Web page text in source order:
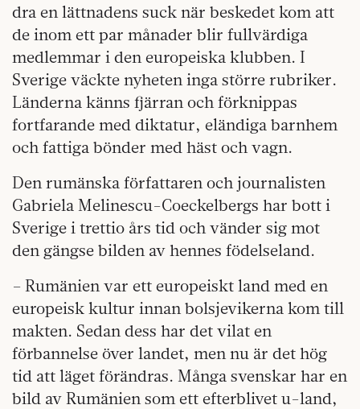
dra en lättnadens suck när beskedet kom att
de inom ett par månader blir fullvärdiga
medlemmar i den europeiska klubben. I
Sverige väckte nyheten inga större rubriker.
Länderna känns fjärran och förknippas
fortfarande med diktatur, eländiga barnhem
och fattiga bönder med häst och vagn.
Den rumänska författaren och journalisten
Gabriela Melinescu-Coeckelbergs har bott i
Sverige i trettio års tid och vänder sig mot
den gängse bilden av hennes födelseland.
– Rumänien var ett europeiskt land med en
europeisk kultur innan bolsjevikerna kom till
makten. Sedan dess har det vilat en
förbannelse över landet, men nu är det hög
tid att läget förändras. Många svenskar har en
bild av Rumänien som ett efterblivet u-land,